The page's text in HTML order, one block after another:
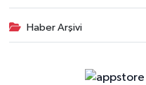
Haber Arşivi